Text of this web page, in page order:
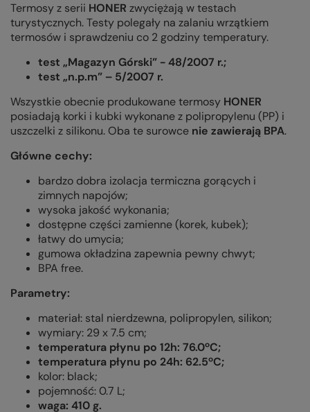
Termosy z serii HONER zwyciężają w testach
turystycznych. Testy polegały na zalaniu wrzątkiem
termosów i sprawdzeniu co 2 godziny temperatury.
test „Magazyn Górski” - 48/2007 r.;
test „n.p.m” – 5/2007 r.
Wszystkie obecnie produkowane termosy HONER
posiadają korki i kubki wykonane z polipropylenu (PP) i
uszczelki z silikonu. Oba te surowce nie zawierają BPA.
Główne cechy:
bardzo dobra izolacja termiczna gorących i
zimnych napojów;
wysoka jakość wykonania;
dostępne części zamienne (korek, kubek);
łatwy do umycia;
gumowa okładzina zapewnia pewny chwyt;
BPA free.
Parametry:
materiał: stal nierdzewna, polipropylen, silikon;
wymiary: 29 x 7.5 cm;
temperatura płynu po 12h: 76.0ºC;
temperatura płynu po 24h: 62.5ºC;
kolor: black;
pojemność: 0.7 L;
waga: 410 g.